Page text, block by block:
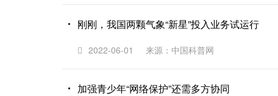
刚刚，我国两颗气象“新星”投入业务试运行
2022-06-01 来源：中国科普网
加强青少年“网络保护”还需多方协同